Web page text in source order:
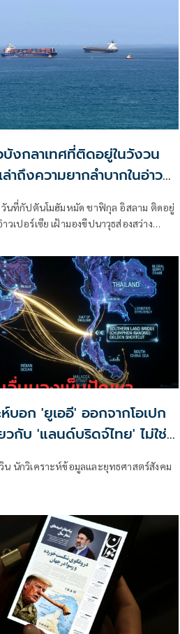
บังกลาเทศที่ติดอยู่ในวังวน
าถึงความยากลำบากในอ่าว
วันที่กัปตันโมฮัมหมัด ชาฟิกุล อิสลาม ติดอยู่
วเปอร์เซีย เฝ้ามองขีปนาวุธส่องสว่าง
ห์บอก 'ยูเออี' ออกจากโอเปก
วกับ 'แลนด์บริดจ์ไทย' ไม่ใช่
น นักวิเคราะห์ข้อมูลและยุทธศาสตร์สังคม